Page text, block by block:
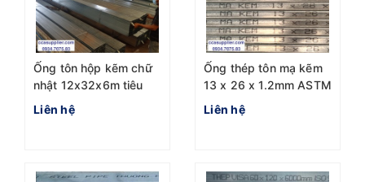
Ống tôn hộp kẽm chữ
nhật 12x32x6m tiêu
chuẩn ASTM A500
Liên hệ
Ống thép tôn mạ kẽm
13 x 26 x 1.2mm ASTM
A500 nhà máy Hòa
Phát
Liên hệ